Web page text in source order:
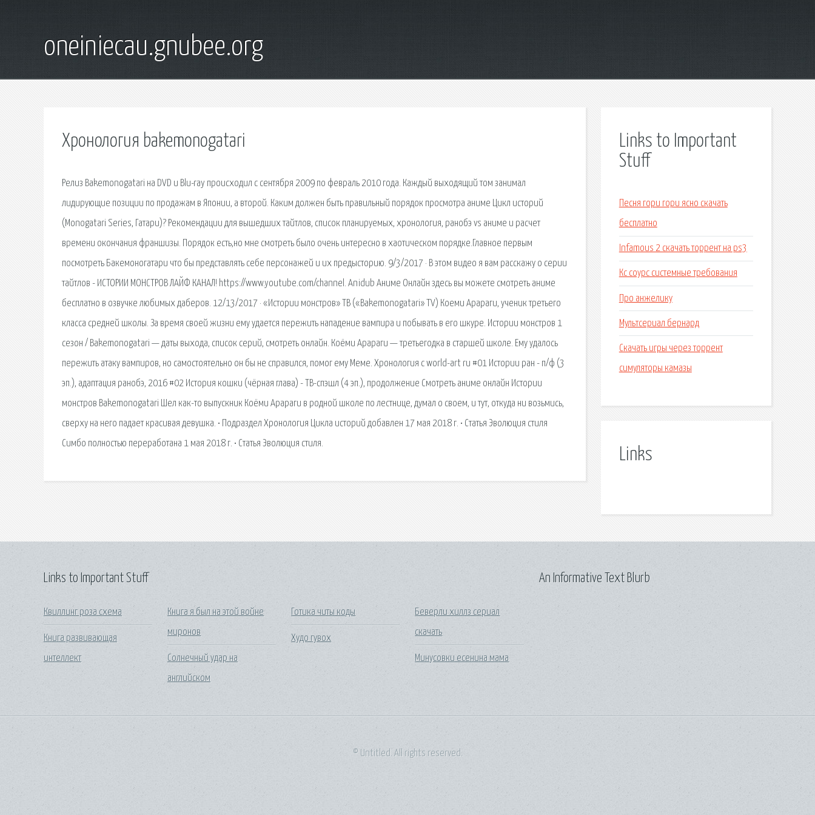
oneiniecau.gnubee.org
Хронология bakemonogatari
Релиз Bakemonogatari на DVD и Blu-ray происходил с сентября 2009 по февраль 2010 года. Каждый выходящий том занимал
лидирующие позиции по продажам в Японии, а второй. Каким должен быть правильный порядок просмотра аниме Цикл историй
(Monogatari Series, Гатари)? Рекомендации для вышедших тайтлов, список планируемых, хронология, ранобэ vs аниме и расчет
времени окончания франшизы. Порядок есть,но мне смотреть было очень интересно в хаотическом порядке.Главное первым
посмотреть Бакемоногатари что бы представлять себе персонажей и их предысторию. 9/3/2017 · В этом видео я вам расскажу о серии
тайтлов - ИСТОРИИ МОНСТРОВ ЛАЙФ КАНАЛ! https://www.youtube.com/channel. Anidub Аниме Онлайн здесь вы можете смотреть аниме
бесплатно в озвучке любимых даберов. 12/13/2017 · «Истории монстров» ТВ («Bakemonogatari» TV) Коеми Арараги, ученик третьего
класса средней школы. За время своей жизни ему удается пережить нападение вампира и побывать в его шкуре. Истории монстров 1
сезон / Bakemonogatari — даты выхода, список серий, смотреть онлайн. Коёми Арараги — третьегодка в старшей школе. Ему удалось
пережить атаку вампиров, но самостоятельно он бы не справился, помог ему Меме. Хронология с world-art ru #01 Истории ран - п/ф (3
эп.), адаптация ранобэ, 2016 #02 История кошки (чёрная глава) - ТВ-спэшл (4 эп.), продолжение Смотреть аниме онлайн Истории
монстров Bakemonogatari Шел как-то выпускник Коёми Арараги в родной школе по лестнице, думал о своем, и тут, откуда ни возьмись,
сверху на него падает красивая девушка. • Подраздел Хронология Цикла историй добавлен 17 мая 2018 г. • Статья Эволюция стиля
Симбо полностью переработана 1 мая 2018 г. • Статья Эволюция стиля.
Links to Important
Stuff
Песня гори гори ясно скачать
бесплатно
Infamous 2 скачать торрент на ps3
Кс соурс системные требования
Про анжелику
Мультсериал бернард
Скачать игры через торрент
симуляторы камазы
Links
Links to Important Stuff
Квиллинг роза схема
Книга развивающая
интеллект
Книга я был на этой войне
миронов
Солнечный удар на
английском
Готика читы коды
Худо гувох
Беверли хиллз сериал
скачать
Минусовки есенина мама
An Informative Text Blurb
© Untitled. All rights reserved.